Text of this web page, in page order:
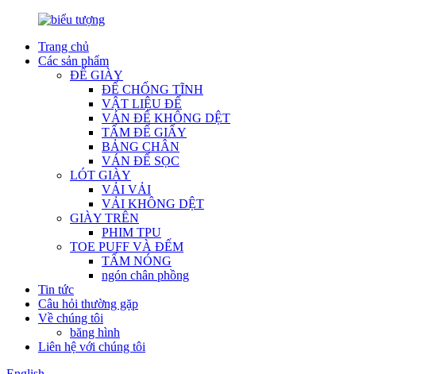
Trang chủ
Các sản phẩm
ĐẾ GIÀY
ĐẾ CHỐNG TĨNH
VẬT LIỆU ĐẾ
VÁN ĐẾ KHÔNG DỆT
TẤM ĐẾ GIẤY
BẢNG CHÂN
VÁN ĐẾ SỌC
LÓT GIÀY
VẢI VẢI
VẢI KHÔNG DỆT
GIÀY TRÊN
PHIM TPU
TOE PUFF VÀ ĐẾM
TẤM NÓNG
ngón chân phồng
Tin tức
Câu hỏi thường gặp
Về chúng tôi
băng hình
Liên hệ với chúng tôi